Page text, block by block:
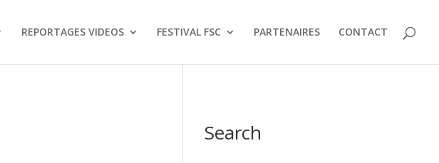
REPORTAGES VIDEOS FESTIVAL FSC PARTENAIRES CONTACT
Search